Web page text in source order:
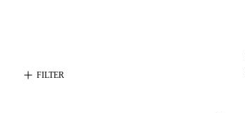
FILTER